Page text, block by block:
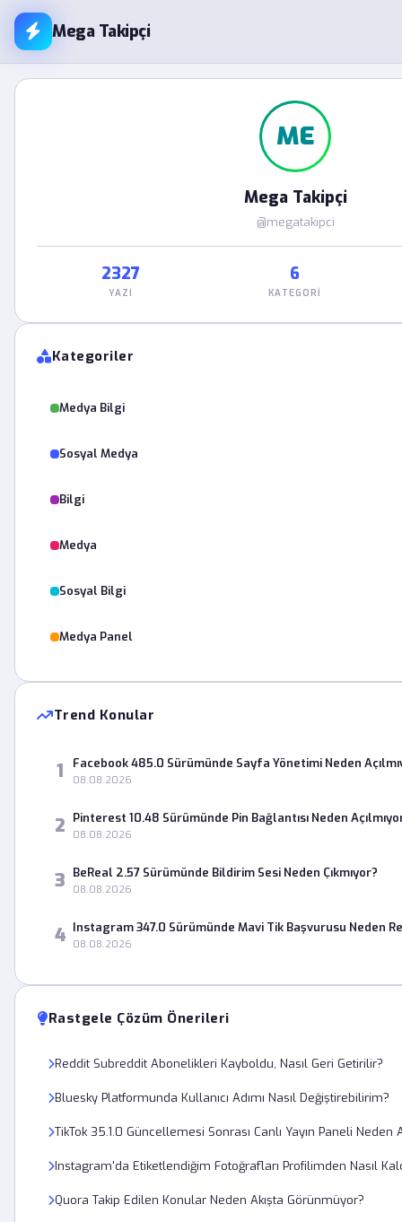
Mega Takipçi
ME
Mega Takipçi
@megatakipci
2327
YAZI
6
KATEGORI
Kategoriler
Medya Bilgi
Sosyal Medya
Bilgi
Medya
Sosyal Bilgi
Medya Panel
Trend Konular
1 Facebook 485.0 Sürümünde Sayfa Yönetimi Neden
08.08.2026
2 Pinterest 10.48 Sürümünde Pin Bağlantısı Neden
08.08.2026
3 BeReal 2.57 Sürümünde Bildirim Sesi Neden Çıkmıyor?
08.08.2026
4 Instagram 347.0 Sürümünde Mavi Tik Başvurusu Neden
08.08.2026
Rastgele Çözüm Önerileri
Reddit Subreddit Abonelikleri Kayboldu, Nasıl Geri Getirilir?
Bluesky Platformunda Kullanıcı Adımı Nasıl Değiştirebilirim?
TikTok 35.1.0 Güncellemesi Sonrası Canlı Yayın Paneli Neden
Instagram'da Etiketlendiğim Fotoğrafları Profilimden Nasıl
Quora Takip Edilen Konular Neden Akışta Görünmüyor?